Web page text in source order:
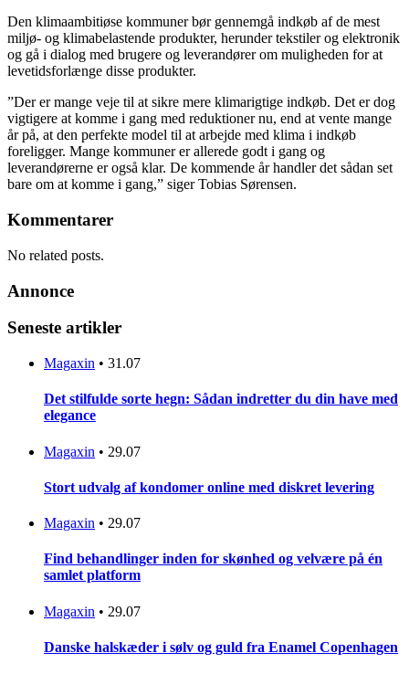
Den klimaambitiøse kommuner bør gennemgå indkøb af de mest
miljø- og klimabelastende produkter, herunder tekstiler og elektronik
og gå i dialog med brugere og leverandører om muligheden for at
levetidsforlænge disse produkter.
”Der er mange veje til at sikre mere klimarigtige indkøb. Det er dog
vigtigere at komme i gang med reduktioner nu, end at vente mange
år på, at den perfekte model til at arbejde med klima i indkøb
foreligger. Mange kommuner er allerede godt i gang og
leverandørerne er også klar. De kommende år handler det sådan set
bare om at komme i gang,” siger Tobias Sørensen.
Kommentarer
No related posts.
Annonce
Seneste artikler
Magaxin • 31.07
Det stilfulde sorte hegn: Sådan indretter du din have med
elegance
Magaxin • 29.07
Stort udvalg af kondomer online med diskret levering
Magaxin • 29.07
Find behandlinger inden for skønhed og velvære på én
samlet platform
Magaxin • 29.07
Danske halskæder i sølv og guld fra Enamel Copenhagen